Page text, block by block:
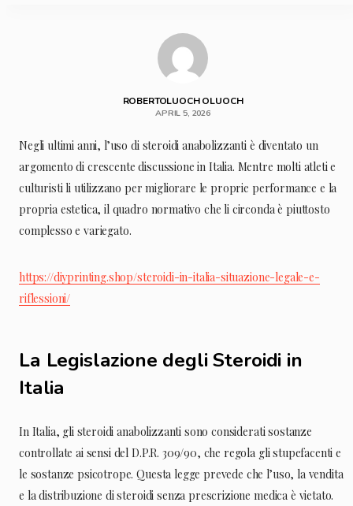
ROBERTOLUOCH OLUOCH
APRIL 5, 2026
Negli ultimi anni, l’uso di steroidi anabolizzanti è diventato un
argomento di crescente discussione in Italia. Mentre molti atleti e
culturisti li utilizzano per migliorare le proprie performance e la
propria estetica, il quadro normativo che li circonda è piuttosto
complesso e variegato.
https://diyprinting.shop/steroidi-in-italia-situazione-legale-e-
riflessioni/
La Legislazione degli Steroidi in
Italia
In Italia, gli steroidi anabolizzanti sono considerati sostanze
controllate ai sensi del D.P.R. 309/90, che regola gli stupefacenti e
le sostanze psicotrope. Questa legge prevede che l’uso, la vendita
e la distribuzione di steroidi senza prescrizione medica è vietato.